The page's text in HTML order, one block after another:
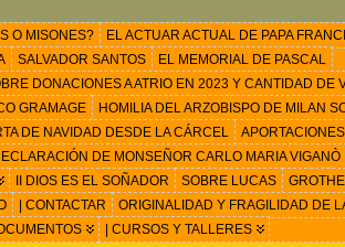
O MISONES?
EL ACTUAR ACTUAL DE PAPA
SALVADOR SANTOS
EL MEMORIAL DE PASCAL
DONACIONES A ATRIO EN 2023 Y CANTIDAD
GRAMAGE
HOMILIA DEL ARZOBISPO DE MILAN
DE NAVIDAD DESDE LA CÁRCEL
DE MONSEÑOR CARLO MARIA VIGANÒ
II DIOS ES EL SOÑADOR SOBRE LUCAS
| CONTACTAR
ORIGINALIDAD Y FRAGILIDAD DE
| CURSOS Y TALLERES